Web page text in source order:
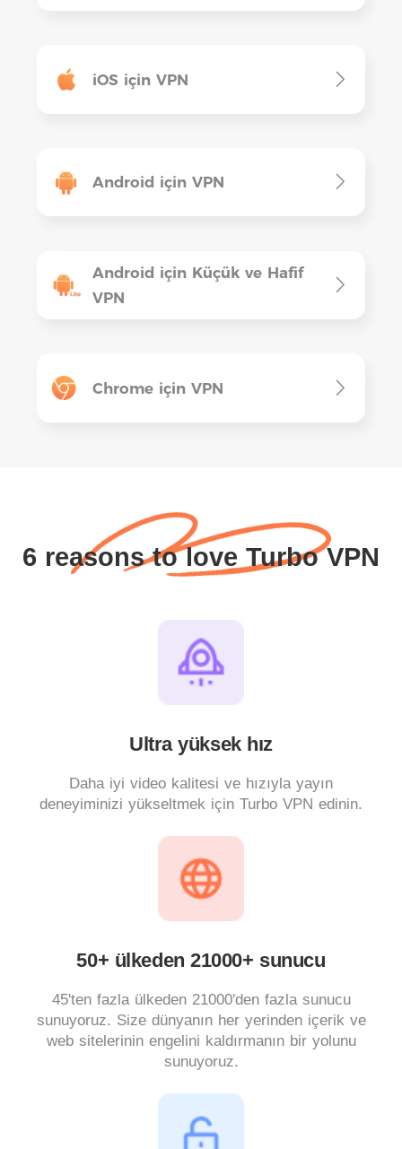
iOS için VPN
Android için VPN
Android için Küçük ve Hafif
VPN
Chrome için VPN
6 reasons to love Turbo VPN
Ultra yüksek hız
Daha iyi video kalitesi ve hızıyla yayın
deneyiminizi yükseltmek için Turbo VPN edinin.
50+ ülkeden 21000+ sunucu
45'ten fazla ülkeden 21000'den fazla sunucu
sunuyoruz. Size dünyanın her yerinden içerik ve
web sitelerinin engelini kaldırmanın bir yolunu
sunuyoruz.